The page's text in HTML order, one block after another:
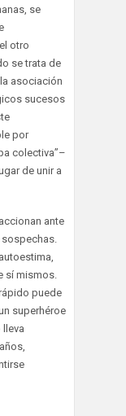
se
otro
se trata de
asociación
sucesos
por
colectiva”–
de unir a
ante
sí mismos.
puede
superhéroe
lleva